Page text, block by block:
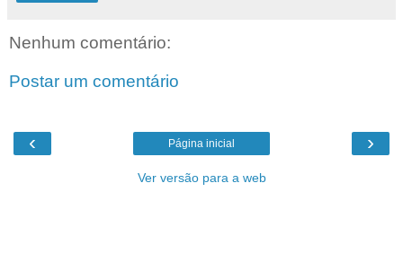
Nenhum comentário:
Postar um comentário
‹ ›
Página inicial
Ver versão para a web